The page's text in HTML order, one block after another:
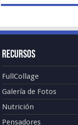
Recursos
FullCollage
Galería de Fotos
Nutrición
Pensadores